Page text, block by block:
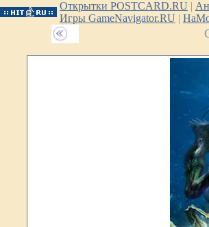
Открытки POSTCARD.RU |
Игры GameNavigator.RU |